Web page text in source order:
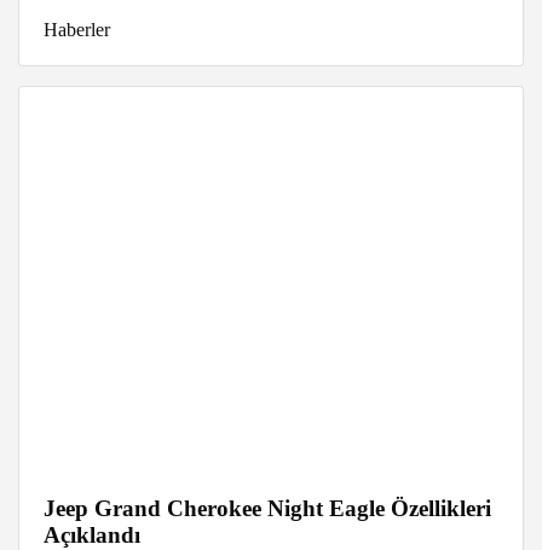
Haberler
Jeep Grand Cherokee Night Eagle Özellikleri
Açıklandı